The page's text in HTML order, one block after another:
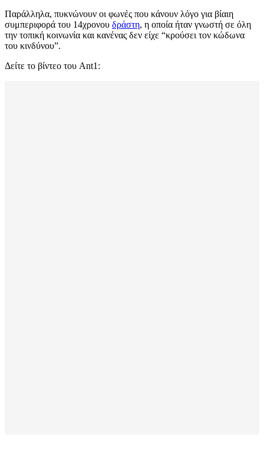
Παράλληλα, πυκνώνουν οι φωνές που κάνουν λόγο για βίαιη
συμπεριφορά του 14χρονου δράστη, η οποία ήταν γνωστή σε όλη
την τοπική κοινωνία και κανένας δεν είχε “κρούσει τον κώδωνα
του κινδύνου”.
Δείτε το βίντεο του Ant1: